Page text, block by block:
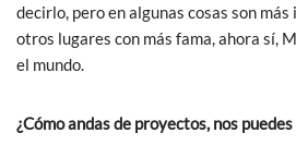
decirlo, pero en algunas cosas son
otros lugares con más fama, ahora sí,
el mundo.
¿Cómo andas de proyectos, nos